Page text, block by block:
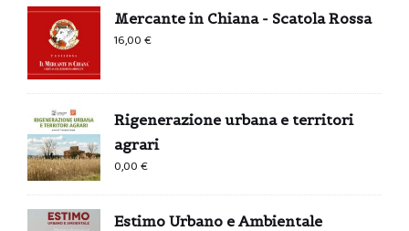
Mercante in Chiana - Scatola Rossa
16,00€
Rigenerazione urbana e territori
agrari
0,00€
Estimo Urbano e Ambientale